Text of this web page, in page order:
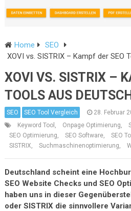
Home
SEO
XOVI vs. SISTRIX – Kampf der SEO
XOVI VS. SISTRIX –
TOOLS AUS
SEO SEO Tool Vergleich 28. Februar
Keyword Tool
Onpage Optimierung
SEO Optimierung
SEO Software, SEO
SISTRIX
Suchmaschinenoptimierung
Deutschland scheint eine
SEO Website Checks und SEO
haben uns in dieser
oder SISTRIX die sinnvollere